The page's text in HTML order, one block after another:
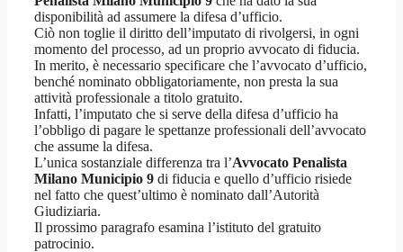
disponibilità ad assumere la difesa d’ufficio.
Ciò non toglie il diritto dell’imputato di rivolgersi, in ogni
momento del processo, ad un proprio avvocato di fiducia.
In merito, è necessario specificare che l’avvocato d’ufficio,
benché nominato obbligatoriamente, non presta la sua
attività professionale a titolo gratuito.
Infatti, l’imputato che si serve della difesa d’ufficio ha
l’obbligo di pagare le spettanze professionali dell’avvocato
che assume la difesa.
L’unica sostanziale differenza tra l’Avvocato Penalista
Milano Municipio 9 di fiducia e quello d’ufficio risiede
nel fatto che quest’ultimo è nominato dall’Autorità
Giudiziaria.
Il prossimo paragrafo esamina l’istituto del gratuito
patrocinio.